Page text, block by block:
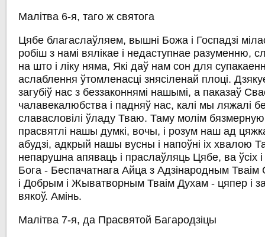
Малітва 6-я, таго ж святога
Цябе благаслаўляем, вышні Божа і Госпадзі
робіш з намі вялікае і недаступнае разуменню,
на што і ліку няма, Які даў нам сон для
аслаблення ўтомленасці знясіленай плоці.
загубіў нас з беззаконнямі нашымі, а паказаў
чалавекалюбства і падняў нас, калі мы ляжалі
славасловілі ўладу Тваю. Таму молім
прасвятлі нашы думкі, вочы, і розум наш ад
абудзі, адкрый нашы вусны і напоўні іх хвалою
непарушна апяваць і праслаўляць Цябе, ва ўсіх і
Бога - Беспачатнага Айца з Адзінародным
і Добрым і Жыватворным Тваім Духам - цяпер і
вякоў. Амінь.
Малітва 7-я, да Прасвятой Багародзіцы